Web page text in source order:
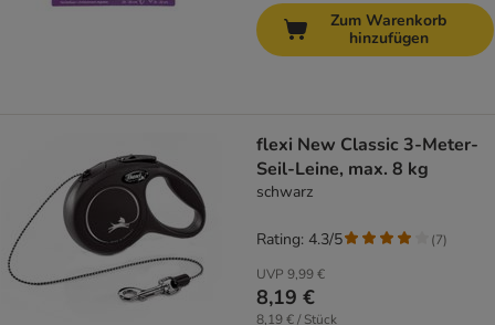
Zum Warenkorb
hinzufügen
flexi New Classic 3-Meter-
Seil-Leine, max. 8 kg
schwarz
UVP 9,99 €
8,19 €
8,19 € / Stück
Rating: 4.3/5 (7)